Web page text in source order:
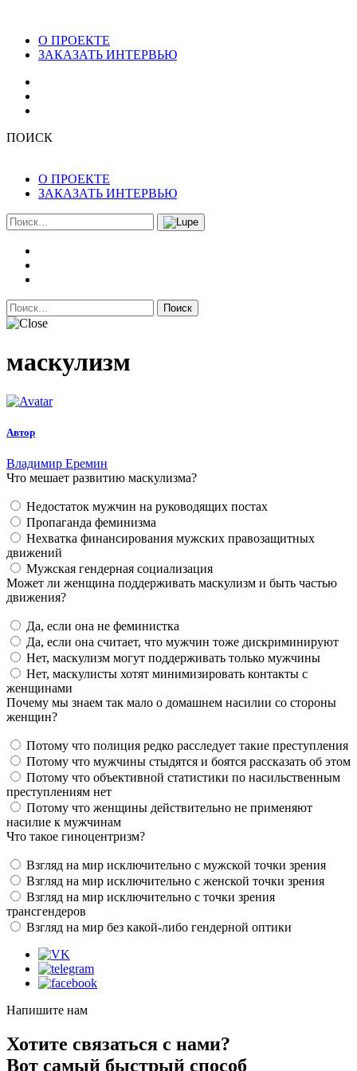
О ПРОЕКТЕ
ЗАКАЗАТЬ ИНТЕРВЬЮ
ПОИСК
О ПРОЕКТЕ
ЗАКАЗАТЬ ИНТЕРВЬЮ
Поиск
маскулизм
Автор
Владимир Еремин
Что мешает развитию маскулизма?
Недостаток мужчин на руководящих постах
Пропаганда феминизма
Нехватка финансирования мужских правозащитных
движений
Мужская гендерная социализация
Может ли женщина поддерживать маскулизм и быть частью
движения?
Да, если она не феминистка
Да, если она считает, что мужчин тоже дискриминируют
Нет, маскулизм могут поддерживать только мужчины
Нет, маскулисты хотят минимизировать контакты с
женщинами
Почему мы знаем так мало о домашнем насилии со стороны
женщин?
Потому что полиция редко расследует такие преступления
Потому что мужчины стыдятся и боятся рассказать об этом
Потому что объективной статистики по насильственным
преступлениям нет
Потому что женщины действительно не применяют
насилие к мужчинам
Что такое гиноцентризм?
Взгляд на мир исключительно с мужской точки зрения
Взгляд на мир исключительно с женской точки зрения
Взгляд на мир исключительно с точки зрения
трансгендеров
Взгляд на мир без какой-либо гендерной оптики
Напишите нам
Хотите связаться с нами?
Вот самый быстрый способ